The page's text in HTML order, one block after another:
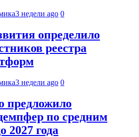
3 недели ago 0
определило
реестра
3 недели ago 0
предложило
по средним
2027 года